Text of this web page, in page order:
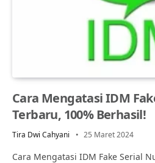
Cara Mengatasi IDM
Terbaru, 100% Berhasil!
Tira Dwi Cahyani 25 Maret 2024
Cara Mengatasi IDM Fake Serial